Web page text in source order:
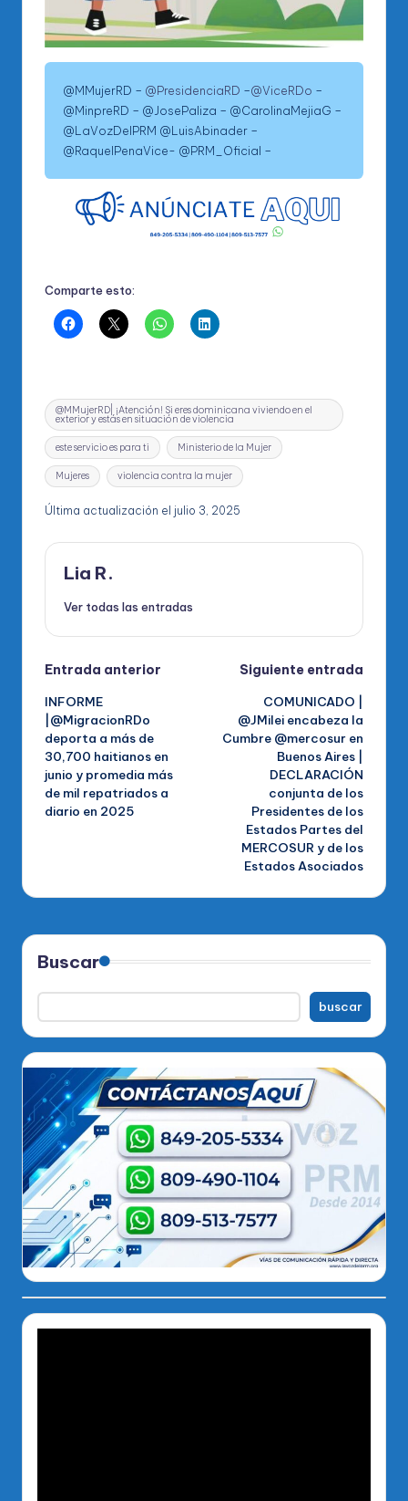
@MMujerRD – @PresidenciaRD –@ViceRDo –
@MinpreRD – @JosePaliza – @CarolinaMejiaG –
@LaVozDelPRM @LuisAbinader –
@RaquelPenaVice- @PRM_Oficial –
Comparte esto:
Etiquetas:
@MMujerRD| ¡Atención! Si eres dominicana viviendo en el
exterior y estás en situación de violencia
este servicio es para ti Ministerio de la Mujer
Mujeres violencia contra la mujer
Última actualización el julio 3, 2025
Lia R.
Ver todas las entradas
Navegación
de
entradas
Entrada anterior
INFORME
|@MigracionRDo
deporta a más de
30,700 haitianos en
junio y promedia más
de mil repatriados a
diario en 2025
Siguiente entrada
COMUNICADO |
@JMilei encabeza la
Cumbre @mercosur en
Buenos Aires |
DECLARACIÓN
conjunta de los
Presidentes de los
Estados Partes del
MERCOSUR y de los
Estados Asociados
Buscar
buscar